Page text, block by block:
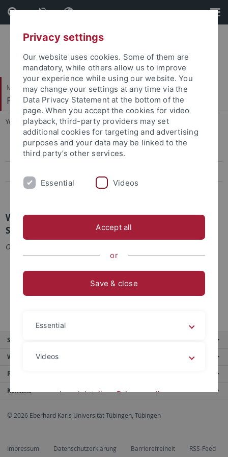
Skip
to
content
Skip
to
footer
Mathematisch-Naturwissenschaftliche Fakultät
Fachbereich Geowissenschaften
You are here: Startseite ... Webmaster
Computerräume und -betreuung
Webmaster
Web-Beauftragter des Fachbereichs und
Stellvertreter
Olaf A. Cirpka & Hans-Joachim Rosner
Vertretung des Fachbereiches in Web-Angelegenheiten
Service
Weitere Angebote
Portale
Kontakt
© 2026 Eberhard Karls Universität Tübingen, Tübingen
Impressum Datenschutzerklärung Barrierefreiheit RSS-Feed
Privacy settings
Our website uses cookies. Some of them are
mandatory, while others allow us to improve
your experience while using our website. You
may change your settings at any time via the
Data Privacy Statement at the bottom of the
page. When you accept the cookies for video
playback, third-party providers may set
additional cookies for targeting and advertising
purposes and your data may be linked to the
third party’s other services.
Essential Videos
Accept all
or
Save & close
Essential
Videos
Legal details Privacy policy